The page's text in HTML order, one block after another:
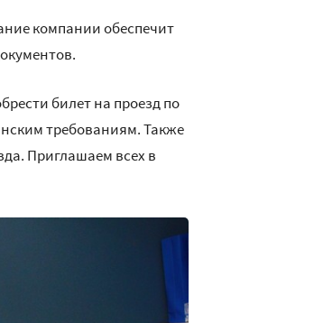
компании обеспечит
билет на проезд по
требованиям. Также
Приглашаем всех в